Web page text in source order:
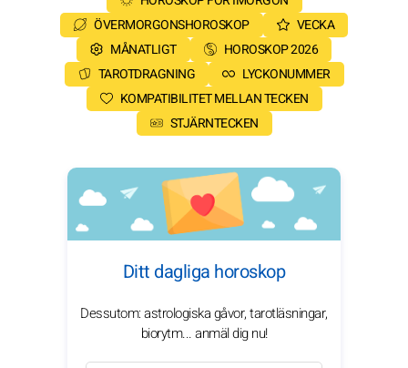
ÖVERMORGONSHOROSKOP
VECKA
MÅNATLIGT
HOROSKOP 2026
TAROTDRAGNING
LYCKONUMMER
KOMPATIBILITET MELLAN TECKEN
STJÄRNTECKEN
Ditt dagliga horoskop
Dessutom: astrologiska gåvor, tarotläsningar,
biorytm... anmäl dig nu!